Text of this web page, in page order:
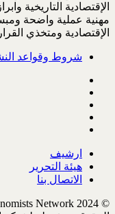
الإقتصادية التاريخية
مهنية عملية واضحة
الإقتصادية ومتخذي
شروط وقواعد
ارشيف
هيئة التحرير
الاتصال بنا